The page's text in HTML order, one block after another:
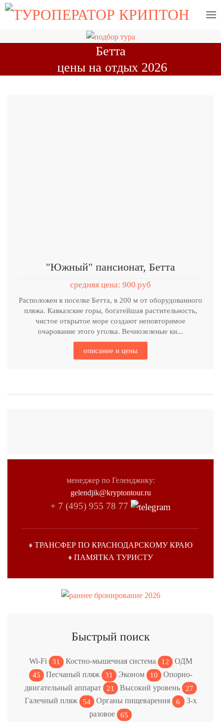
Бетта
цены на отдых 2026
"Южный" пансионат, Бетта
средняя цена: 900 руб
Расположен в поселке Бетта, в 200 м от оборудованного
пляжа. Кавказские горы, богатейшая растительность,
чистое открытое море создают неповторимое
очарование этого уголка. Вечнозеленые ки...
описание и цены
менеджер по Геленджику:
gelendjik@kryptontour.ru
+ 7 (495) 955 78 77
♦ ТРАНСФЕР ПО КРАСНОДАРСКОМУ КРАЮ
♦ ПАМЯТКА ТУРИСТУ
Быстрый поиск
Wi-Fi 31 Костно-мышечная система 12 ОДМ
45 Песчаный пляж 31 Эконом 10
Опорно-
двигательный аппарат
21 Высокий уровень 27
Галечный пляж 54 Органы пищеварения 6
3-х
разовое
65